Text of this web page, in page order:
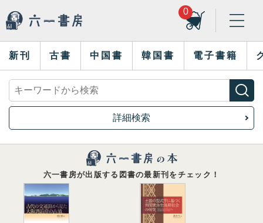
0
新刊 古書 中国書 韓国書 電子書籍
詳細検索
六一書房が出版する図書の最新刊をチェック！